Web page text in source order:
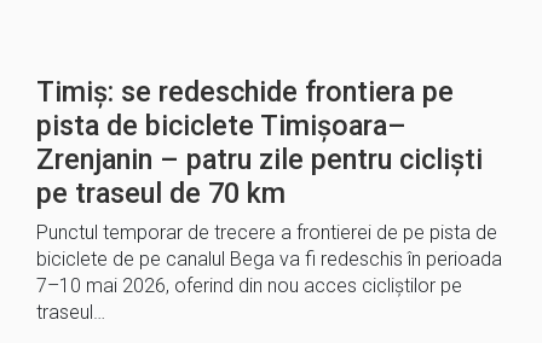
Timiș: se redeschide frontiera pe
pista de biciclete Timișoara–
Zrenjanin – patru zile pentru cicliști
pe traseul de 70 km
Punctul temporar de trecere a frontierei de pe pista de
biciclete de pe canalul Bega va fi redeschis în perioada
7–10 mai 2026, oferind din nou acces cicliștilor pe
traseul…